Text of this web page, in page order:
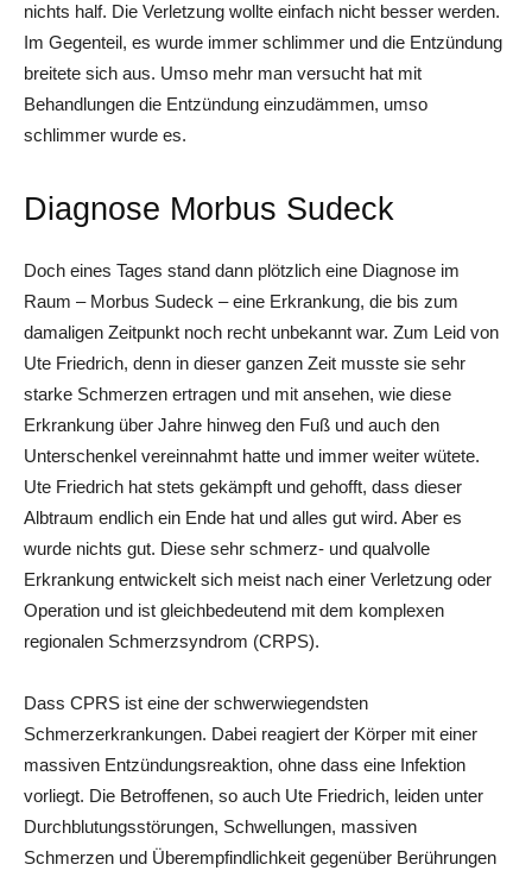
nichts half. Die Verletzung wollte einfach nicht besser werden.
Im Gegenteil, es wurde immer schlimmer und die Entzündung
breitete sich aus. Umso mehr man versucht hat mit
Behandlungen die Entzündung einzudämmen, umso
schlimmer wurde es.
Diagnose Morbus Sudeck
Doch eines Tages stand dann plötzlich eine Diagnose im
Raum – Morbus Sudeck – eine Erkrankung, die bis zum
damaligen Zeitpunkt noch recht unbekannt war. Zum Leid von
Ute Friedrich, denn in dieser ganzen Zeit musste sie sehr
starke Schmerzen ertragen und mit ansehen, wie diese
Erkrankung über Jahre hinweg den Fuß und auch den
Unterschenkel vereinnahmt hatte und immer weiter wütete.
Ute Friedrich hat stets gekämpft und gehofft, dass dieser
Albtraum endlich ein Ende hat und alles gut wird. Aber es
wurde nichts gut. Diese sehr schmerz- und qualvolle
Erkrankung entwickelt sich meist nach einer Verletzung oder
Operation und ist gleichbedeutend mit dem komplexen
regionalen Schmerzsyndrom (CRPS).
Dass CPRS ist eine der schwerwiegendsten
Schmerzerkrankungen. Dabei reagiert der Körper mit einer
massiven Entzündungsreaktion, ohne dass eine Infektion
vorliegt. Die Betroffenen, so auch Ute Friedrich, leiden unter
Durchblutungsstörungen, Schwellungen, massiven
Schmerzen und Überempfindlichkeit gegenüber Berührungen